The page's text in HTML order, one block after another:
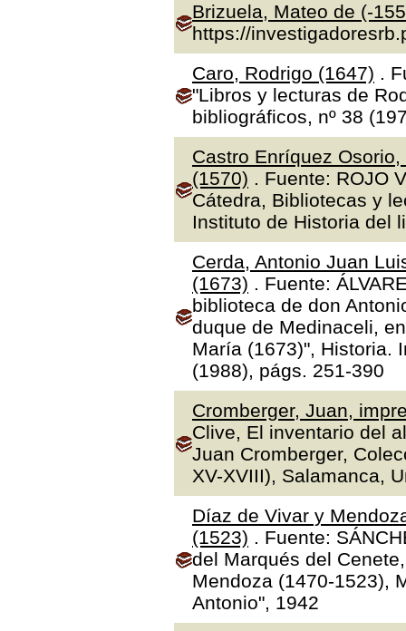
Brizuela, Mateo de (-
https://
Caro, Rodrigo (1647) .
"Libros y lecturas de
bibliográficos, nº 38
Castro Enríquez
(1570) . Fuente: ROJO
Cátedra, Bibliotecas y
Instituto de Historia del
Cerda, Antonio Juan
(1673) . Fuente:
biblioteca de don
duque de Medinaceli,
María (1673)", Historia.
(1988), págs. 251-390
Cromberger, Juan,
Clive, El inventario del
Juan Cromberger,
XV-XVIII), Salamanca,
Díaz de Vivar y
(1523) . Fuente:
del Marqués del
Mendoza (1470-1523),
Antonio", 1942